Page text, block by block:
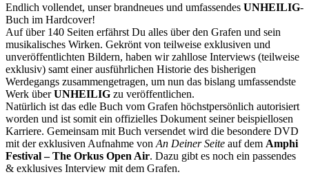
Endlich vollendet, unser brandneues und umfassendes UNHEILIG-
Buch im Hardcover!
Auf über 140 Seiten erfährst Du alles über den Grafen und sein
musikalisches Wirken. Gekrönt von teilweise exklusiven und
unveröffentlichten Bildern, haben wir zahllose Interviews (teilweise
exklusiv) samt einer ausführlichen Historie des bisherigen
Werdegangs zusammengetragen, um nun das bislang umfassendste
Werk überUNHEILIG zu veröffentlichen.
Natürlich ist das edle Buch vom Grafen höchstpersönlich autorisiert
worden und ist somit ein offizielles Dokument seiner beispiellosen
Karriere. Gemeinsam mit Buch versendet wird die besondere DVD
mit der exklusiven Aufnahme von An Deiner Seite auf dem Amphi
Festival – The Orkus Open Air. Dazu gibt es noch ein passendes
& exklusives Interview mit dem Grafen.